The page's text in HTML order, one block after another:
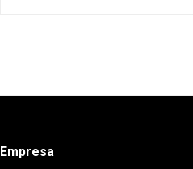
Empresa